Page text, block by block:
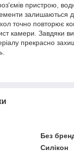
пристрою,
залишаються
точно повторює
камери. Завдяки
прекрасно
Без
Силікон